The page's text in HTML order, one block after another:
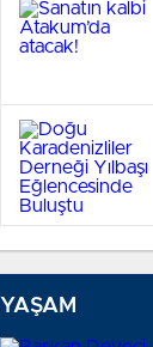
YAŞAM